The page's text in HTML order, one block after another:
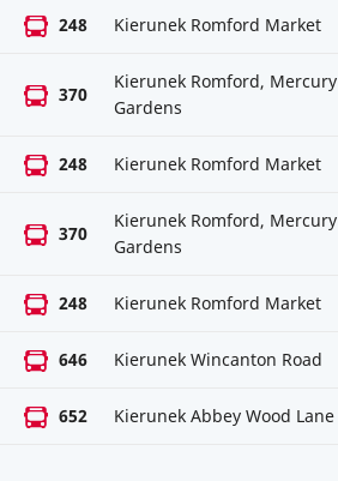
248 Kierunek Romford Market
370
Kierunek Romford, Mercury
Gardens
248 Kierunek Romford Market
370
Kierunek Romford, Mercury
Gardens
248 Kierunek Romford Market
646 Kierunek Wincanton Road
652 Kierunek Abbey Wood Lane